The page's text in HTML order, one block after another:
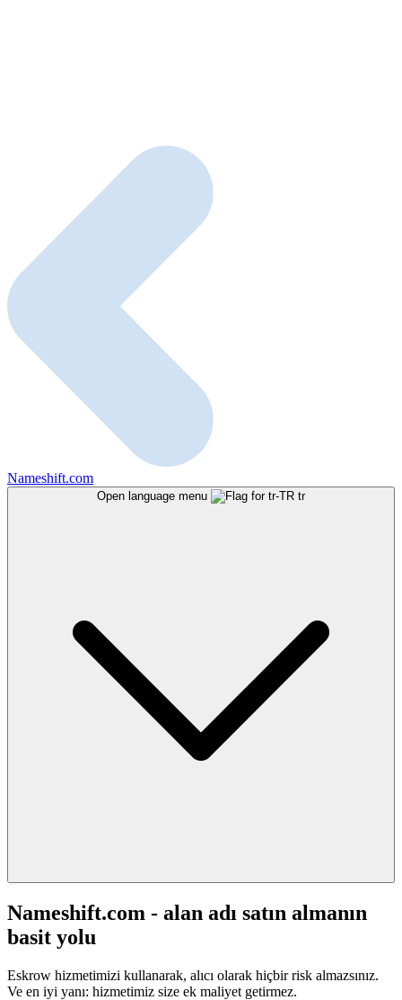
Nameshift.com
Open language menu tr
Nameshift.com - alan adı satın almanın
basit yolu
Eskrow hizmetimizi kullanarak, alıcı olarak hiçbir risk almazsınız.
Ve en iyi yanı: hizmetimiz size ek maliyet getirmez.